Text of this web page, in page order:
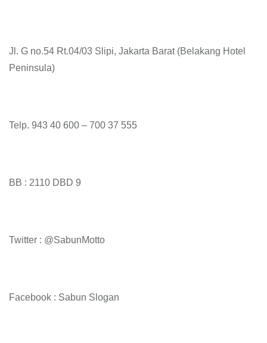
Jl. G no.54 Rt.04/03 Slipi, Jakarta Barat (Belakang Hotel
Peninsula)
Telp. 943 40 600 – 700 37 555
BB : 2110 DBD 9
Twitter : @SabunMotto
Facebook : Sabun Slogan